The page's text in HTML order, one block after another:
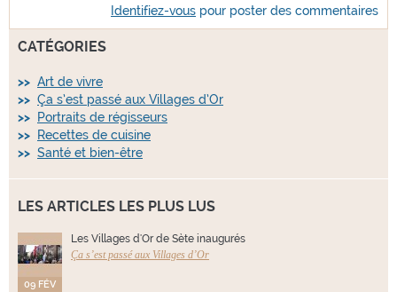
Identifiez-vous pour poster des commentaires
CATÉGORIES
Art de vivre
Ça s’est passé aux Villages d’Or
Portraits de régisseurs
Recettes de cuisine
Santé et bien-être
LES ARTICLES LES PLUS LUS
09 FÉV
Les Villages d'Or de Sète inaugurés
Ça s’est passé aux Villages d’Or